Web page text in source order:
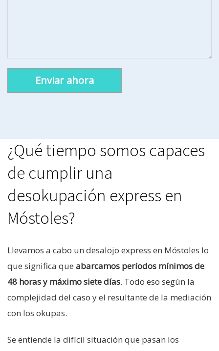
¿Qué tiempo somos capaces
de cumplir una
desokupación express en
Móstoles?
Llevamos a cabo un desalojo express en Móstoles lo
que significa que abarcamos períodos mínimos de
48 horas y máximo siete días. Todo eso según la
complejidad del caso y el resultante de la mediación
con los okupas.
Se entiende la difícil situación que pasan los